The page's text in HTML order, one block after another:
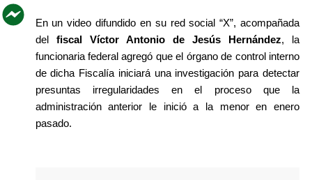
En un video difundido en su red social “X”, acompañada
del fiscal Víctor Antonio de Jesús Hernández, la
funcionaria federal agregó que el órgano de control interno
de dicha Fiscalía iniciará una investigación para detectar
presuntas irregularidades en el proceso que la
administración anterior le inició a la menor en enero
pasado.